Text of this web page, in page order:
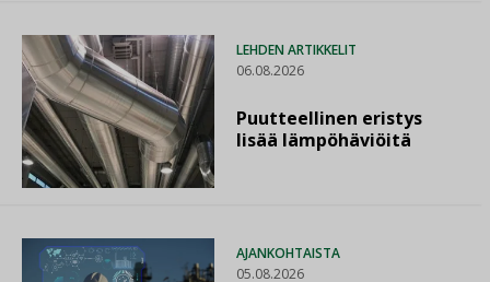
LEHDEN ARTIKKELIT
06.08.2026
Puutteellinen eristys
lisää lämpöhäviöitä
AJANKOHTAISTA
05.08.2026